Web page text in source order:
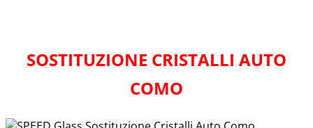
SOSTITUZIONE CRISTALLI AUTO
COMO